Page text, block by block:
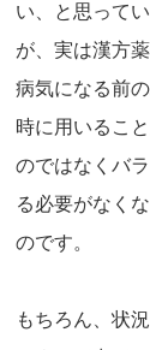
い、と思って
が、実は漢方
病気になる前
時に用いるこ
のではなくバ
る必要がなく
のです。
もちろん、状